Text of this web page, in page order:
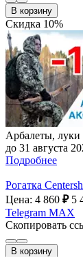
В корзину
Скидка 10%
Арбалеты, луки
до 31 августа
Подробнее
Рогатка
Цена: 4 860 ₽ 5
Telegram MAX
Скопировать
В корзину